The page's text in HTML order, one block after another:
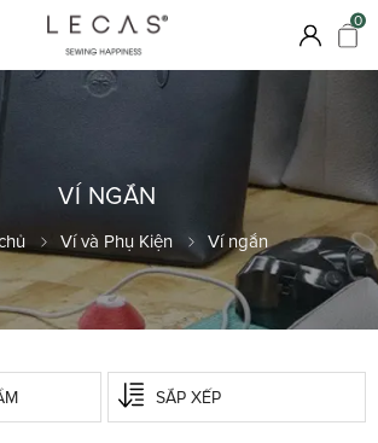
0
VÍ NGẮN
Ví và Phụ Kiện Ví ngắn
SẮP XẾP